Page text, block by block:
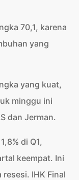
70,1, karena
yang
yang kuat,
minggu ini
dan Jerman.
di Q1,
keempat. Ini
IHK Final